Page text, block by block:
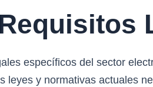
Requisitos
específicos del sector
leyes y normativas actuales